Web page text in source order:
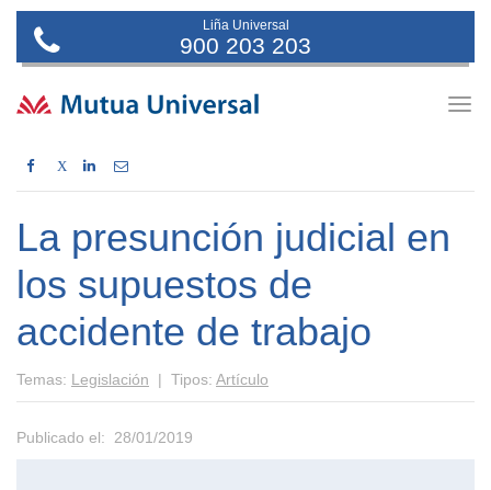
Liña Universal
900 203 203
X
La presunción judicial en
los supuestos de
accidente de trabajo
Temas: Legislación | Tipos: Artículo
Publicado el: 28/01/2019